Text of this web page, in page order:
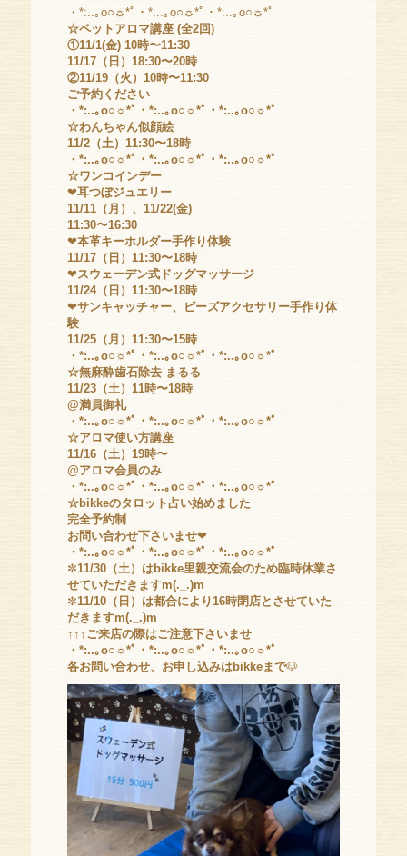
・*:..｡o○☼*ﾟ・*:..｡o○☼*ﾟ・*:..｡o○☼*ﾟ
☆ペットアロマ講座 (全2回)
①11/1(金) 10時〜11:30
11/17（日）18:30〜20時
②11/19（火）10時〜11:30
ご予約ください
・*:..｡o○☼*ﾟ・*:..｡o○☼*ﾟ・*:..｡o○☼*ﾟ
☆わんちゃん似顔絵
11/2（土）11:30〜18時
・*:..｡o○☼*ﾟ・*:..｡o○☼*ﾟ・*:..｡o○☼*ﾟ
☆ワンコインデー
❤耳つぼジュエリー
11/11（月）、11/22(金)
11:30〜16:30
❤本革キーホルダー手作り体験
11/17（日）11:30〜18時
❤スウェーデン式ドッグマッサージ
11/24（日）11:30〜18時
❤サンキャッチャー、ビーズアクセサリー手作り体
験
11/25（月）11:30〜15時
・*:..｡o○☼*ﾟ・*:..｡o○☼*ﾟ・*:..｡o○☼*ﾟ
☆無麻酔歯石除去 まるる
11/23（土）11時〜18時
@満員御礼
・*:..｡o○☼*ﾟ・*:..｡o○☼*ﾟ・*:..｡o○☼*ﾟ
☆アロマ使い方講座
11/16（土）19時〜
@アロマ会員のみ
・*:..｡o○☼*ﾟ・*:..｡o○☼*ﾟ・*:..｡o○☼*ﾟ
☆bikkeのタロット占い始めました
完全予約制
お問い合わせ下さいませ❤
・*:..｡o○☼*ﾟ・*:..｡o○☼*ﾟ・*:..｡o○☼*ﾟ
✼11/30（土）はbikke里親交流会のため臨時休業さ
せていただきますm(._.)m
✼11/10（日）は都合により16時閉店とさせていた
だきますm(._.)m
↑↑↑ご来店の際はご注意下さいませ
・*:..｡o○☼*ﾟ・*:..｡o○☼*ﾟ・*:..｡o○☼*ﾟ
各お問い合わせ、お申し込みはbikkeまで🐶